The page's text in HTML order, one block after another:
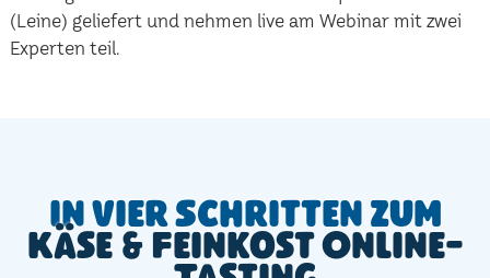
(Leine) geliefert und nehmen live am Webinar mit zwei
Experten teil.
In vier Schritten zum
Käse & Feinkost Online-